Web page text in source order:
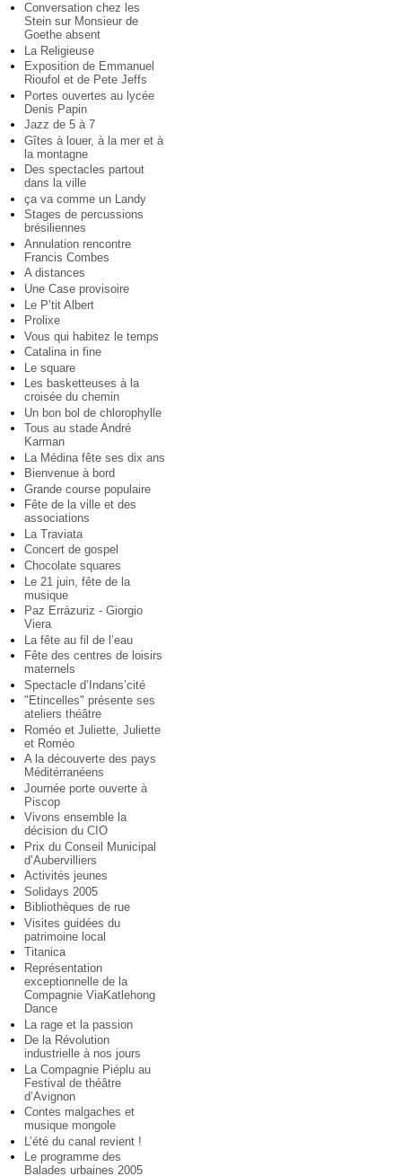
Conversation chez les
Stein sur Monsieur de
Goethe absent
La Religieuse
Exposition de Emmanuel
Rioufol et de Pete Jeffs
Portes ouvertes au lycée
Denis Papin
Jazz de 5 à 7
Gîtes à louer, à la mer et à
la montagne
Des spectacles partout
dans la ville
ça va comme un Landy
Stages de percussions
brésiliennes
Annulation rencontre
Francis Combes
A distances
Une Case provisoire
Le P’tit Albert
Prolixe
Vous qui habitez le temps
Catalina in fine
Le square
Les basketteuses à la
croisée du chemin
Un bon bol de chlorophylle
Tous au stade André
Karman
La Médina fête ses dix ans
Bienvenue à bord
Grande course populaire
Fête de la ville et des
associations
La Traviata
Concert de gospel
Chocolate squares
Le 21 juin, fête de la
musique
Paz Errázuriz - Giorgio
Viera
La fête au fil de l’eau
Fête des centres de loisirs
maternels
Spectacle d’Indans’cité
"Etincelles" présente ses
ateliers théâtre
Roméo et Juliette, Juliette
et Roméo
A la découverte des pays
Méditérranéens
Journée porte ouverte à
Piscop
Vivons ensemble la
décision du CIO
Prix du Conseil Municipal
d’Aubervilliers
Activités jeunes
Solidays 2005
Bibliothèques de rue
Visites guidées du
patrimoine local
Titanica
Représentation
exceptionnelle de la
Compagnie ViaKatlehong
Dance
La rage et la passion
De la Révolution
industrielle à nos jours
La Compagnie Piéplu au
Festival de théâtre
d’Avignon
Contes malgaches et
musique mongole
L’été du canal revient !
Le programme des
Balades urbaines 2005